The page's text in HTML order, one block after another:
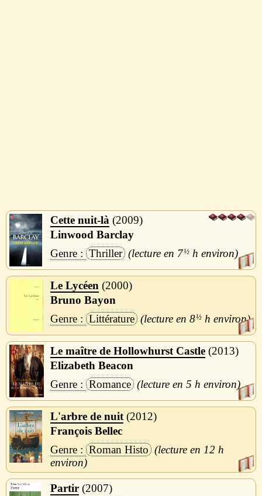
Cette nuit-là
2009
Linwood Barclay
Thriller
7½ h
Le Lycéen
2000
Bruno Bayon
Littérature
8½ h
Le maître de Hollowhurst Castle 2013
Elizabeth Beacon
Romance
5 h
L'arbre de nuit 2012
François Bellec
Roman Histo
12 h
Partir 2007